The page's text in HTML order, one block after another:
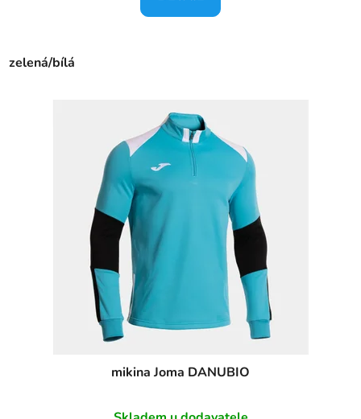
zelená/bílá
mikina Joma DANUBIO